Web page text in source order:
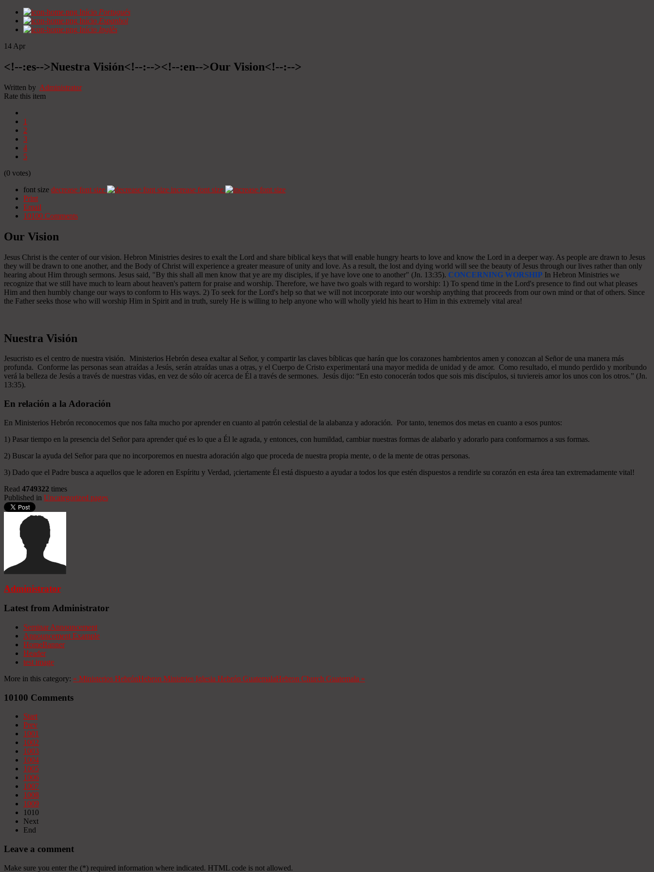
Início Portugués
Início Espanhol
Início Inglês
14 Apr
<!--:es-->Nuestra Visión<!--:--><!--:en-->Our Vision<!--:-->
Written by Administrator
Rate this item
1
2
3
4
5
(0 votes)
font size decrease font size
increase font size
Print
Email
10100 Comments
Our Vision
Jesus Christ is the center of our vision. Hebron Ministries desires to exalt the Lord and share biblical keys that will enable hungry hearts to love and know the Lord in a deeper way. As people are drawn to Jesus
they will be drawn to one another, and the Body of Christ will experience a greater measure of unity and love. As a result, the lost and dying world will see the beauty of Jesus through our lives rather than only
hearing about Him through sermons. Jesus said, "By this shall all men know that ye are my disciples, if ye have love one to another" (Jn. 13:35). CONCERNING WORSHIP In Hebron Ministries we
recognize that we still have much to learn about heaven's pattern for praise and worship. Therefore, we have two goals with regard to worship: 1) To spend time in the Lord's presence to find out what pleases
Him and then humbly change our ways to conform to His ways. 2) To seek for the Lord's help so that we will not incorporate into our worship anything that proceeds from our own mind or that of others. Since
the Father seeks those who will worship Him in Spirit and in truth, surely He is willing to help anyone who will wholly yield his heart to Him in this extremely vital area!
Nuestra Visión
Jesucristo es el centro de nuestra visión. Ministerios Hebrón desea exaltar al Señor, y compartir las claves bíblicas que harán que los corazones hambrientos amen y conozcan al Señor de una manera más
profunda. Conforme las personas sean atraídas a Jesús, serán atraídas unas a otras, y el Cuerpo de Cristo experimentará una mayor medida de unidad y de amor. Como resultado, el mundo perdido y moribundo
verá la belleza de Jesús a través de nuestras vidas, en vez de sólo oír acerca de Él a través de sermones. Jesús dijo: “En esto conocerán todos que sois mis discípulos, si tuviereis amor los unos con los otros.” (Jn.
13:35).
En relación a la Adoración
En Ministerios Hebrón reconocemos que nos falta mucho por aprender en cuanto al patrón celestial de la alabanza y adoración. Por tanto, tenemos dos metas en cuanto a esos puntos:
1) Pasar tiempo en la presencia del Señor para aprender qué es lo que a Él le agrada, y entonces, con humildad, cambiar nuestras formas de alabarlo y adorarlo para conformarnos a sus formas.
2) Buscar la ayuda del Señor para que no incorporemos en nuestra adoración algo que proceda de nuestra propia mente, o de la mente de otras personas.
3) Dado que el Padre busca a aquellos que le adoren en Espíritu y Verdad, ¡ciertamente Él está dispuesto a ayudar a todos los que estén dispuestos a rendirle su corazón en esta área tan extremadamente vital!
Read 4749322 times
Published in Uncategorized pages
Administrator
Latest from Administrator
Seminar Announcement
Announcement Example
HomeBanner
Header
test image
More in this category: « Ministerios HebrónHebron Ministries Iglesia Hebrón GuatemalaHebron Church Guatemala »
10100 Comments
Start
Prev
1001
1002
1003
1004
1005
1006
1007
1008
1009
1010
Next
End
Leave a comment
Make sure you enter the (*) required information where indicated. HTML code is not allowed.